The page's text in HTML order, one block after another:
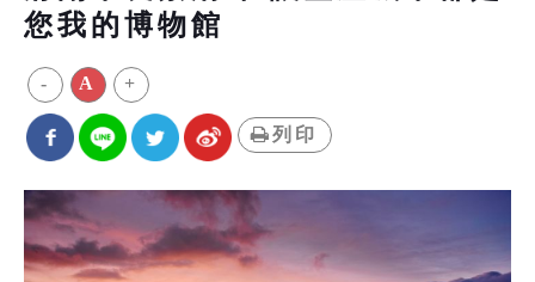
您我的博物館
- A +
列印